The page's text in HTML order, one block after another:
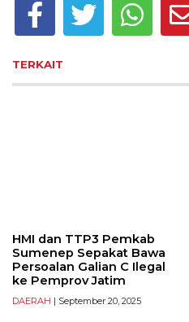
TERKAIT
HMI dan TTP3 Pemkab
Sumenep Sepakat Bawa
Persoalan Galian C Ilegal
ke Pemprov Jatim
DAERAH | September 20, 2025